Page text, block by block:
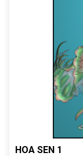
HOA SEN 1